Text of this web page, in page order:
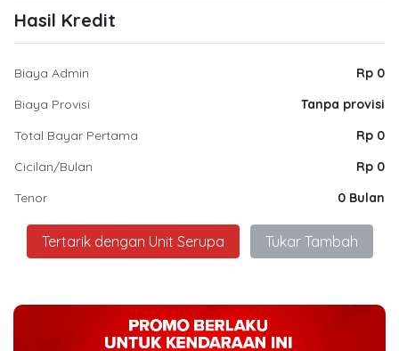
Hasil Kredit
Biaya Admin
Rp 0
Biaya Provisi
Tanpa provisi
Total Bayar Pertama
Rp 0
Cicilan/Bulan
Rp 0
Tenor
0 Bulan
Tertarik dengan Unit Serupa Tukar Tambah